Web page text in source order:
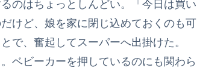
のはちょっとしんどい。「今日は買い
けど、娘を家に閉じ込めておくのも可
で、奮起してスーパーへ出掛けた。
ベビーカーを押しているのにも関わら